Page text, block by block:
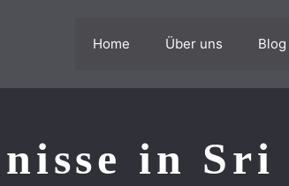
Home Über uns Blog
in Sri